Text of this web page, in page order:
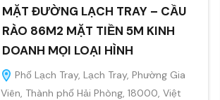
MẶT ĐƯỜNG LẠCH TRAY – CẦU
RÀO 86M2 MẶT TIỀN 5M KINH
DOANH MỌI LOẠI HÌNH
Phố Lạch Tray, Lạch Tray, Phường Gia
Viên, Thành phố Hải Phòng, 18000, Việt